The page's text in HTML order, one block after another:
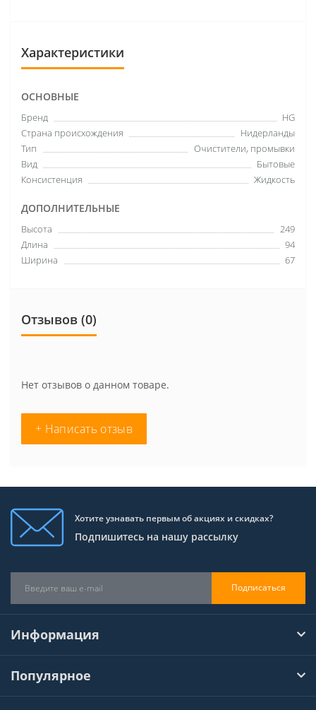
Характеристики
ОСНОВНЫЕ
Бренд
HG
Страна происхождения
Нидерланды
Тип
Очистители, промывки
Вид
Бытовые
Консистенция
Жидкость
ДОПОЛНИТЕЛЬНЫЕ
Высота
249
Длина
94
Ширина
67
Отзывов (0)
Нет отзывов о данном товаре.
+ Написать отзыв
Хотите узнавать первым об акциях и скидках?
Подпишитесь на нашу рассылку
Подписаться
Информация
Популярное